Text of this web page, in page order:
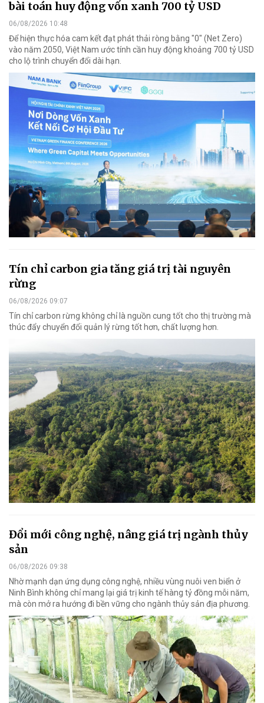
bài toán huy động vốn xanh 700 tỷ USD
06/08/2026 10:48
Để hiện thực hóa cam kết đạt phát thải ròng bằng "0" (Net Zero)
vào năm 2050, Việt Nam ước tính cần huy động khoảng 700 tỷ USD
cho lộ trình chuyển đổi dài hạn.
Tín chỉ carbon gia tăng giá trị tài nguyên
rừng
06/08/2026 09:07
Tín chỉ carbon rừng không chỉ là nguồn cung tốt cho thị trường mà
thúc đẩy chuyển đổi quản lý rừng tốt hơn, chất lượng hơn.
Đổi mới công nghệ, nâng giá trị ngành thủy
sản
06/08/2026 09:38
Nhờ mạnh dạn ứng dụng công nghệ, nhiều vùng nuôi ven biển ở
Ninh Bình không chỉ mang lại giá trị kinh tế hàng tỷ đồng mỗi năm,
mà còn mở ra hướng đi bền vững cho ngành thủy sản địa phương.